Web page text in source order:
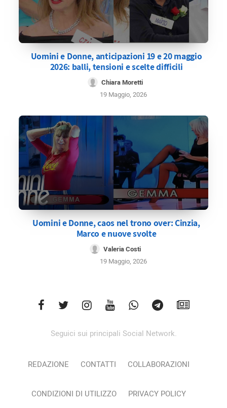
Uomini e Donne, anticipazioni 19 e 20 maggio
2026: balli, tensioni e scelte difficili
Chiara Moretti
19 Maggio, 2026
Uomini e Donne, caos nel trono over: Cinzia,
Marco e nuove svolte
Valeria Costi
19 Maggio, 2026
Seguici sui principali Social Network.
REDAZIONE CONTATTI COLLABORAZIONI
CONDIZIONI DI UTILIZZO PRIVACY POLICY